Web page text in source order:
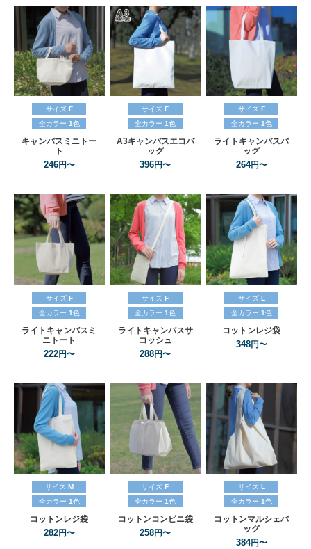
サイズ F
全カラー 1色
キャンバスミニトー
ト
246円〜
サイズ F
全カラー 1色
A3キャンバスエコバ
ッグ
396円〜
サイズ F
全カラー 1色
ライトキャンバスバ
ッグ
264円〜
サイズ F
全カラー 1色
ライトキャンバスミ
ニトート
222円〜
サイズ F
全カラー 1色
ライトキャンバスサ
コッシュ
288円〜
サイズ L
全カラー 1色
コットンレジ袋
348円〜
サイズ M
全カラー 1色
コットンレジ袋
282円〜
サイズ F
全カラー 1色
コットンコンビニ袋
258円〜
サイズ L
全カラー 1色
コットンマルシェバ
ッグ
384円〜